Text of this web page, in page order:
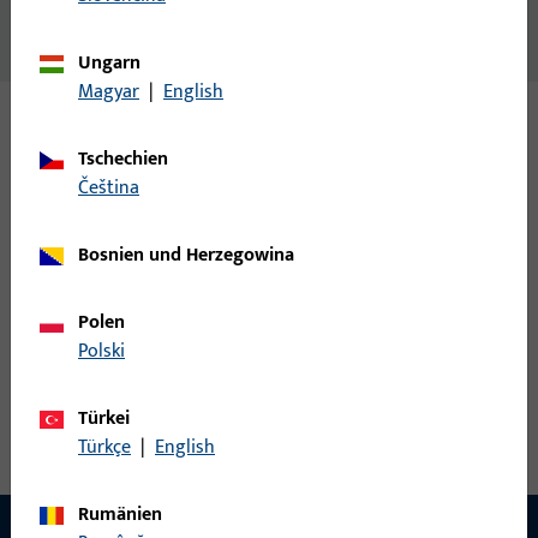
Varianten
9-39318-25-0-1 | Trittschwelle | Trittschwelle P
mm, Gesamtlänge 2.500 mm
Ungarn
Magyar | English
Tschechien
čeština
Bosnien und Herzegowina
Polen
Polski
Türkei
Türkçe | English
Rumänien